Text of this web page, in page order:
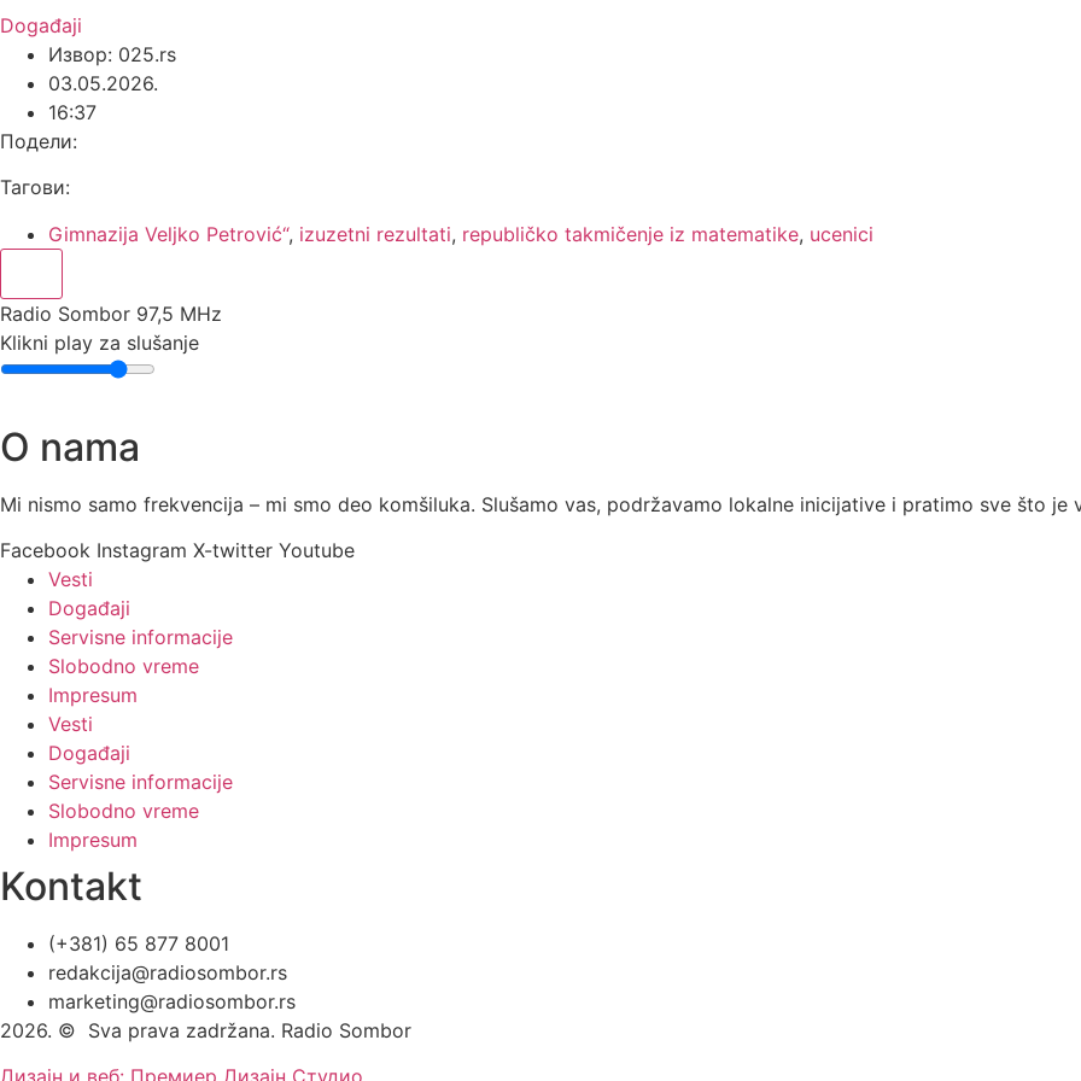
Događaji
Извор: 025.rs
03.05.2026.
16:37
Подели:
Тагови:
Gimnazija Veljko Petrović“, izuzetni rezultati, republičko takmičenje iz matematike, ucenici
Radio Sombor 97,5 MHz
Klikni play za slušanje
O nama
Mi nismo samo frekvencija – mi smo deo komšiluka. Slušamo vas, podržavamo lokalne inicijative i pratimo sve što je
Facebook Instagram X-twitter Youtube
Vesti
Događaji
Servisne informacije
Slobodno vreme
Impresum
Vesti
Događaji
Servisne informacije
Slobodno vreme
Impresum
Kontakt
(+381) 65 877 8001
redakcija@radiosombor.rs
marketing@radiosombor.rs
2026. © Sva prava zadržana. Radio Sombor